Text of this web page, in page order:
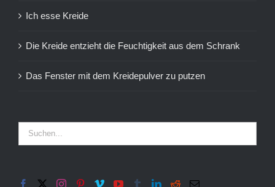
Ich esse Kreide
Die Kreide entzieht die Feuchtigkeit aus dem Schrank
Das Fenster mit dem Kreidepulver zu putzen